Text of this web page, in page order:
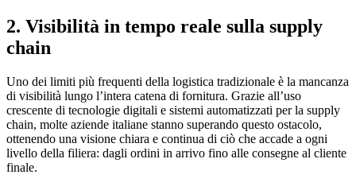
2. Visibilità in tempo reale sulla supply
chain
Uno dei limiti più frequenti della logistica tradizionale è la mancanza
di visibilità lungo l’intera catena di fornitura. Grazie all’uso
crescente di tecnologie digitali e sistemi automatizzati per la supply
chain, molte aziende italiane stanno superando questo ostacolo,
ottenendo una visione chiara e continua di ciò che accade a ogni
livello della filiera: dagli ordini in arrivo fino alle consegne al cliente
finale.